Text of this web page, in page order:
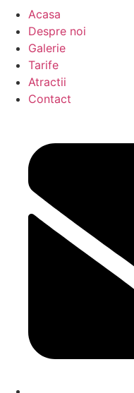
Acasa
Despre noi
Galerie
Tarife
Atractii
Contact